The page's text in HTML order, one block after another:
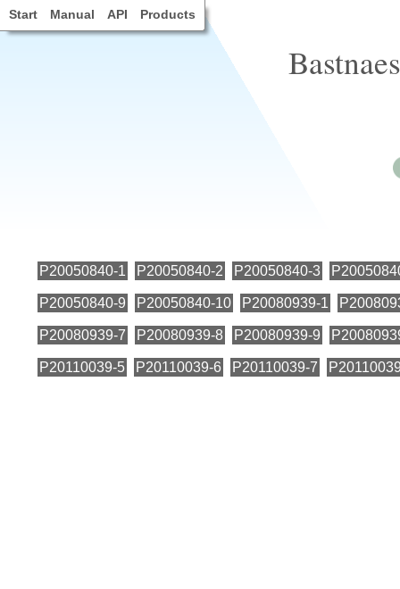
Start Manual API Products
P20050840-1 P20050840-2 P20050840-3
P20050840-9 P20050840-10 P20080939-1
P20080939-7 P20080939-8 P20080939-9
P20110039-5 P20110039-6 P20110039-7